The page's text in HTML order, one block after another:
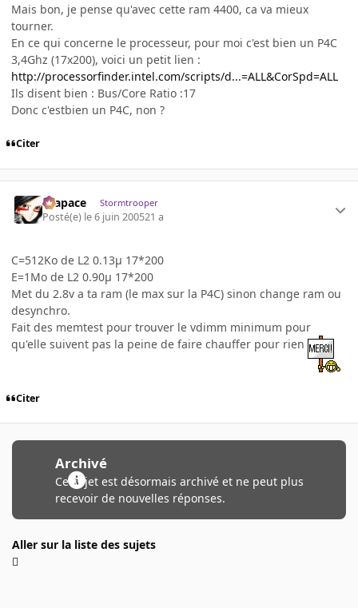
Mais bon, je pense qu'avec cette ram 4400, ca va mieux
tourner.
En ce qui concerne le processeur, pour moi c'est bien un P4C
3,4Ghz (17x200), voici un petit lien :
http://processorfinder.intel.com/scripts/d...=ALL&CorSpd=ALL
Ils disent bien : Bus/Core Ratio :17
Donc c'estbien un P4C, non ?
Citer
Krapace Stormtrooper
Posté(e) le 6 juin 200521 a
C=512Ko de L2 0.13µ 17*200
E=1Mo de L2 0.90µ 17*200
Met du 2.8v a ta ram (le max sur la P4C) sinon change ram ou
desynchro.
Fait des memtest pour trouver le vdimm minimum pour
qu'elle suivent pas la peine de faire chauffer pour rien
Citer
Archivé
Ce sujet est désormais archivé et ne peut plus
recevoir de nouvelles réponses.
Aller sur la liste des sujets